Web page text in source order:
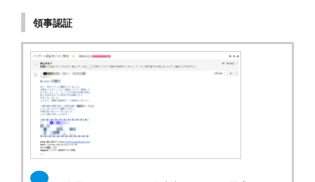
領事認証